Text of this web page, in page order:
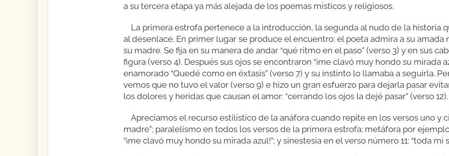
a su tercera etapa ya más alejada de los poemas místicos y religiosos.
La primera estrofa pertenece a la introducción, la segunda al nudo de la historia
al desenlace. En primer lugar se produce el encuentro: el poeta admira a su amada
su madre. Se fija en su manera de andar “qué ritmo en el paso” (verso 3) y en sus
figura (verso 4). Después sus ojos se encontraron “¡me clavó muy hondo su mirada
enamorado “Quedé como en éxtasis” (verso 7) y su instinto lo llamaba a seguirla.
vemos que no tuvo el valor (verso 9) e hizo un gran esfuerzo para dejarla pasar
los dolores y heridas que causan el amor: “cerrando los ojos la dejé pasar” (verso 12).
Apreciamos el recurso estilístico de la anáfora cuando repite en los versos uno y
madre”; paralelismo en todos los versos de la primera estrofa; metáfora por
“¡me clavó muy hondo su mirada azul!”; y sinestesia en el verso número 11: “toda mi